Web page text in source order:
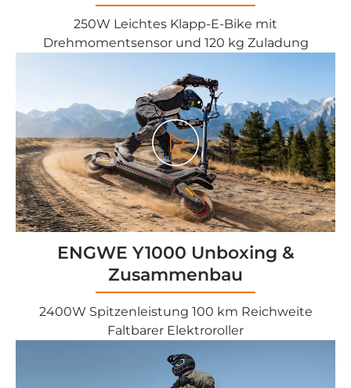
250W Leichtes Klapp-E-Bike mit
Drehmomentsensor und 120 kg Zuladung
<tc>Gioco</tc>
ENGWE Y1000 Unboxing &
Zusammenbau
2400W Spitzenleistung 100 km Reichweite
Faltbarer Elektroroller